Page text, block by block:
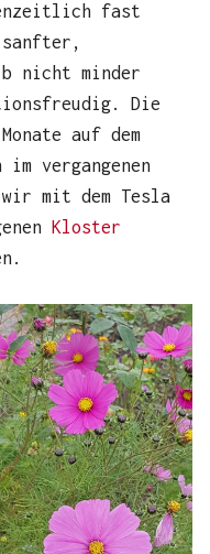
fast
nicht minder
Die
auf dem
vergangenen
mit dem Tesla
Kloster